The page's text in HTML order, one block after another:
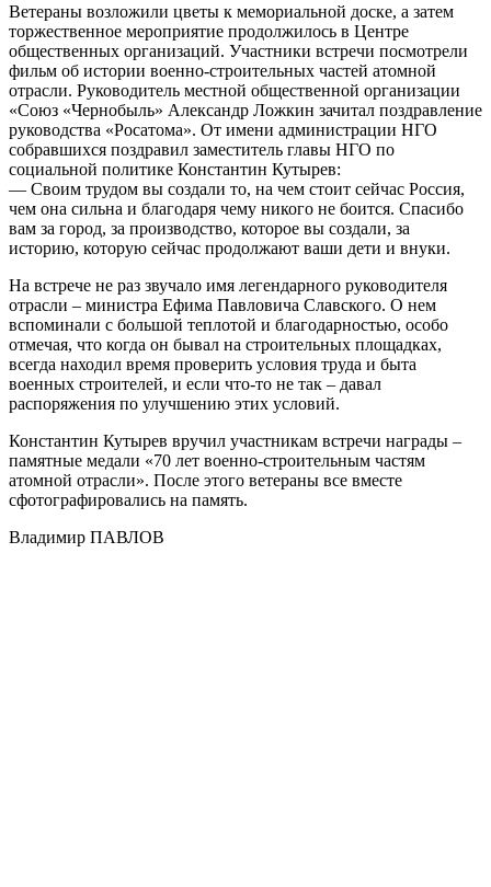
Ветераны возложили цветы к мемориальной доске, а затем
торжественное мероприятие продолжилось в Центре
общественных организаций. Участники встречи посмотрели
фильм об истории военно-строительных частей атомной
отрасли. Руководитель местной общественной организации
«Союз «Чернобыль» Александр Ложкин зачитал поздравление
руководства «Росатома». От имени администрации НГО
собравшихся поздравил заместитель главы НГО по
социальной политике Константин Кутырев:
— Своим трудом вы создали то, на чем стоит сейчас Россия,
чем она сильна и благодаря чему никого не боится. Спасибо
вам за город, за производство, которое вы создали, за
историю, которую сейчас продолжают ваши дети и внуки.
На встрече не раз звучало имя легендарного руководителя
отрасли – министра Ефима Павловича Славского. О нем
вспоминали с большой теплотой и благодарностью, особо
отмечая, что когда он бывал на строительных площадках,
всегда находил время проверить условия труда и быта
военных строителей, и если что-то не так – давал
распоряжения по улучшению этих условий.
Константин Кутырев вручил участникам встречи награды –
памятные медали «70 лет военно-строительным частям
атомной отрасли». После этого ветераны все вместе
сфотографировались на память.
Владимир ПАВЛОВ